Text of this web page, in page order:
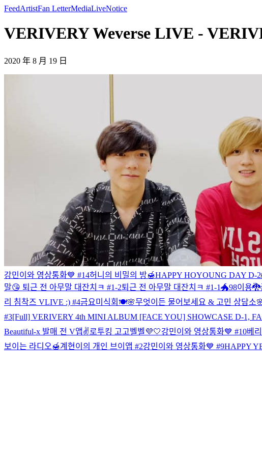
FeedArtistFan LetterMediaLiveNotice
VERIVERY Weverse LIVE -
2020 年 8 月 19 日
강민이와 영상통화💙 #14허니의 비밀의 방🍯HAPPY HOYOUNG DAY D-
말😘 퇴근 전 아무말 대잔치ㅋ #1-2퇴근 전 아무말 대잔치ㅋ #1-1🐲98이용🐉
리 침착즈 VLIVE :) #4금요미식회🍽🌸무엇이든 물어보세요 & 고민 상담소
#3[Full] VERIVERY 4th MINI ALBUM [FACE YOU] SHOWCASE D-1,
Beautiful-x 발매 전 V앱✌️로투킹 고고벨벨💜🤍강민이와 영상통화💙 #10베
보이는 라디오🍯계현이의 개인 브이앱 #2강민이와 영상통화💙 #9HAPPY